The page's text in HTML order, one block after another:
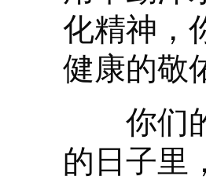
化精神，
健康的敬
你们的
的日子里